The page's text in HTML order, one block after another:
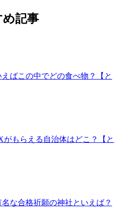
記事
ばこの中でどの食べ物？【と
もらえる自治体はどこ？【と
な合格祈願の神社といえば？